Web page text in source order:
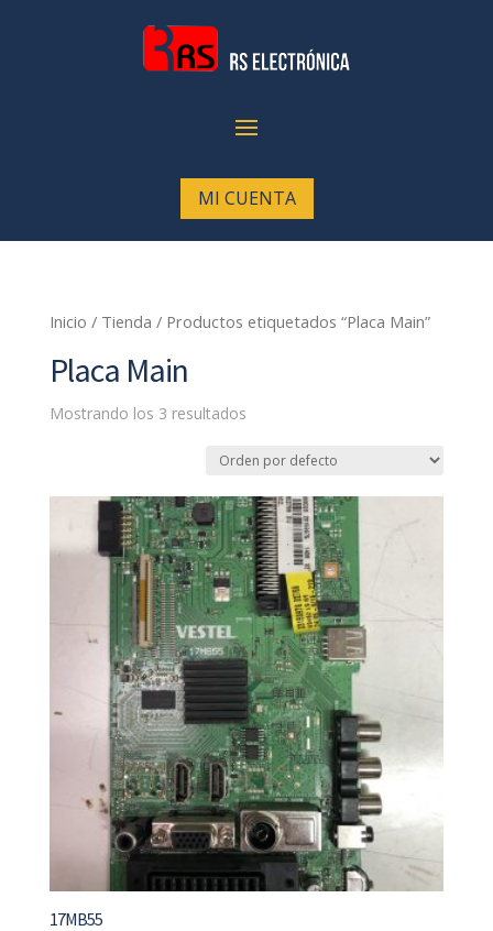
MI CUENTA
Inicio / Tienda / Productos etiquetados “Placa Main”
Placa Main
Mostrando los 3 resultados
17MB55